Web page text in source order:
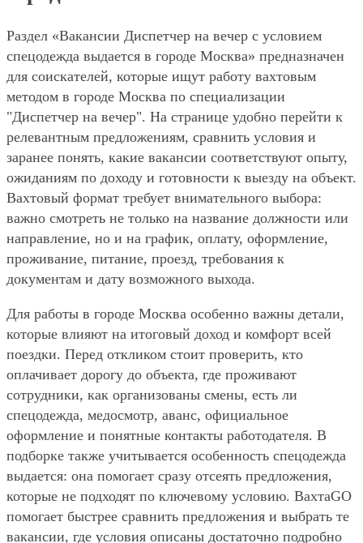
Раздел «Вакансии Диспетчер на вечер с условием
спецодежда выдается в городе Москва» предназначен
для соискателей, которые ищут работу вахтовым
методом в городе Москва по специализации
"Диспетчер на вечер". На странице удобно перейти к
релевантным предложениям, сравнить условия и
заранее понять, какие вакансии соответствуют опыту,
ожиданиям по доходу и готовности к выезду на объект.
Вахтовый формат требует внимательного выбора:
важно смотреть не только на название должности или
направление, но и на график, оплату, оформление,
проживание, питание, проезд, требования к
документам и дату возможного выхода.
Для работы в городе Москва особенно важны детали,
которые влияют на итоговый доход и комфорт всей
поездки. Перед откликом стоит проверить, кто
оплачивает дорогу до объекта, где проживают
сотрудники, как организованы смены, есть ли
спецодежда, медосмотр, аванс, официальное
оформление и понятные контакты работодателя. В
подборке также учитывается особенность спецодежда
выдается: она помогает сразу отсеять предложения,
которые не подходят по ключевому условию. ВахтаGO
помогает быстрее сравнить предложения и выбрать те
вакансии, где условия описаны достаточно подробно